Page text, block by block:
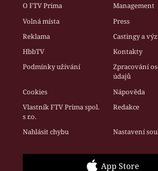
O FTV Prima
Management
Volná místa
Press
Reklama
Castingy a
HbbTV
Kontakty
Podmínky užívání
Zpracování
údajů
Cookies
Nápověda
Vlastník FTV Prima spol.
s r.o.
Redakce
Nahlásit chybu Nastavení
App Store